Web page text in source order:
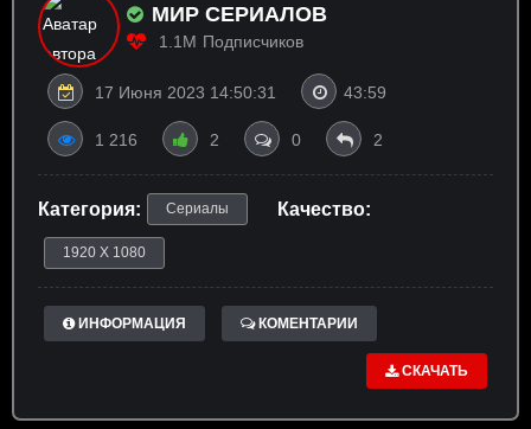
МИР СЕРИАЛОВ
1.1M Подписчиков
17 Июня 2023 14:50:31 43:59
1 216 2 0 2
Категория: Сериалы Качество:
1920 X 1080
ИНФОРМАЦИЯ КОМЕНТАРИИ
СКАЧАТЬ